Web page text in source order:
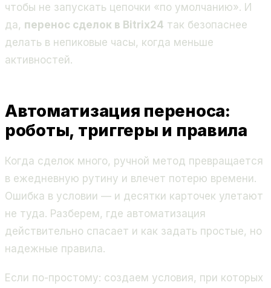
чтобы не запускать цепочки «по умолчанию». И
да, перенос сделок в Bitrix24 так безопаснее
делать в непиковые часы, когда меньше
активностей.
Автоматизация переноса:
роботы, триггеры и правила
Когда сделок много, ручной метод превращается
в ежедневную рутину и влечет потерю времени.
Ошибка в условии — и десятки карточек улетают
не туда. Разберем, где автоматизация
действительно спасает и как задать простые, но
надежные правила.
Если по-простому: создаем условия, при которых